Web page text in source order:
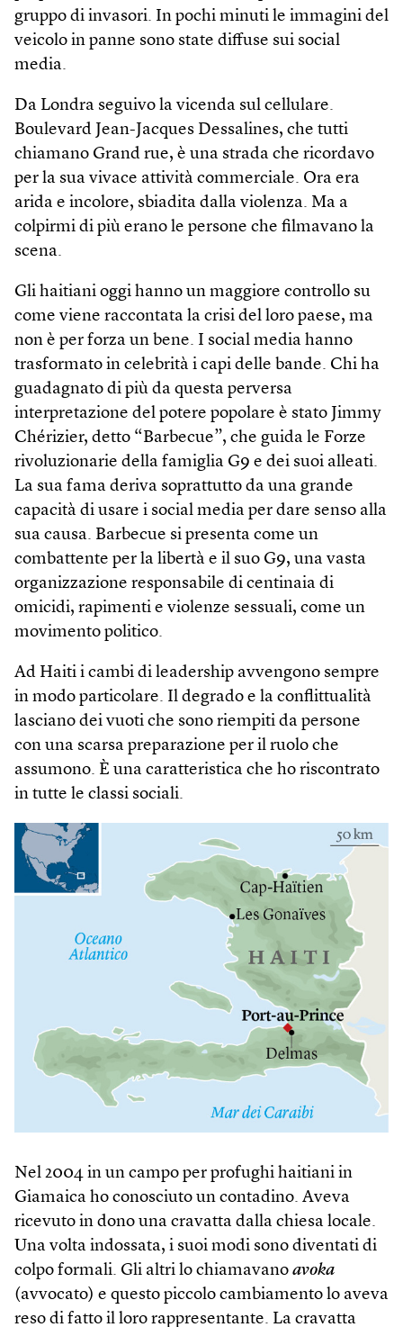
gruppo di invasori. In pochi minuti le immagini del
veicolo in panne sono state diffuse sui social
media.
Da Londra seguivo la vicenda sul cellulare.
Boulevard Jean-Jacques Dessalines, che tutti
chiamano Grand rue, è una strada che ricordavo
per la sua vivace attività commerciale. Ora era
arida e incolore, sbiadita dalla violenza. Ma a
colpirmi di più erano le persone che filmavano la
scena.
Gli haitiani oggi hanno un maggiore controllo su
come viene raccontata la crisi del loro paese, ma
non è per forza un bene. I social media hanno
trasformato in celebrità i capi delle bande. Chi ha
guadagnato di più da questa perversa
interpretazione del potere popolare è stato Jimmy
Chérizier, detto “Barbecue”, che guida le Forze
rivoluzionarie della famiglia G9 e dei suoi alleati.
La sua fama deriva soprattutto da una grande
capacità di usare i social media per dare senso alla
sua causa. Barbecue si presenta come un
combattente per la libertà e il suo G9, una vasta
organizzazione responsabile di centinaia di
omicidi, rapimenti e violenze sessuali, come un
movimento politico.
Ad Haiti i cambi di leadership avvengono sempre
in modo particolare. Il degrado e la conflittualità
lasciano dei vuoti che sono riempiti da persone
con una scarsa preparazione per il ruolo che
assumono. È una caratteristica che ho riscontrato
in tutte le classi sociali.
Nel 2004 in un campo per profughi haitiani in
Giamaica ho conosciuto un contadino. Aveva
ricevuto in dono una cravatta dalla chiesa locale.
Una volta indossata, i suoi modi sono diventati di
colpo formali. Gli altri lo chiamavano avoka
(avvocato) e questo piccolo cambiamento lo aveva
reso di fatto il loro rappresentante. La cravatta